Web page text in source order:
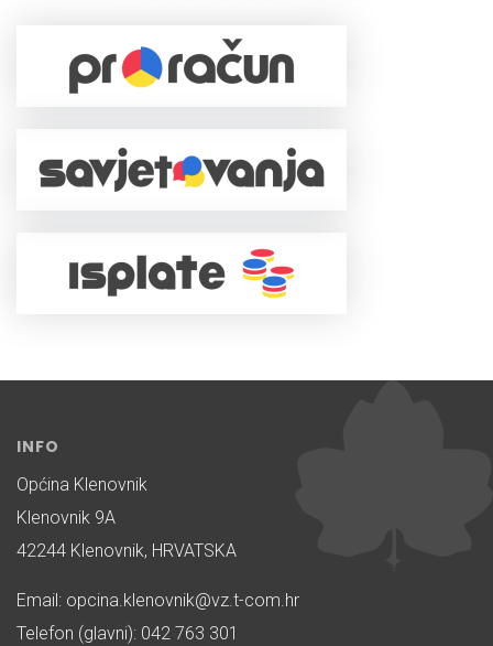
INFO
Općina Klenovnik
Klenovnik 9A
42244 Klenovnik, HRVATSKA
Email: opcina.klenovnik@vz.t-com.hr
Telefon (glavni): 042 763 301